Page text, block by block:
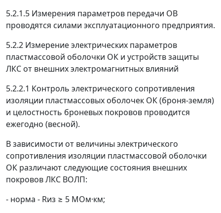
5.2.1.5 Измерения параметров передачи ОВ
проводятся силами эксплуатационного предприятия.
5.2.2 Измерение электрических параметров
пластмассовой оболочки ОК и устройств защиты
ЛКС от внешних электромагнитных влияний
5.2.2.1 Контроль электрического сопротивления
изоляции пластмассовых оболочек ОК (броня-земля)
и целостность броневых покровов проводится
ежегодно (весной).
В зависимости от величины электрического
сопротивления изоляции пластмассовой оболочки
ОК различают следующие состояния внешних
покровов ЛКС ВОЛП:
- норма - Rиз ≥ 5 МОм·км;